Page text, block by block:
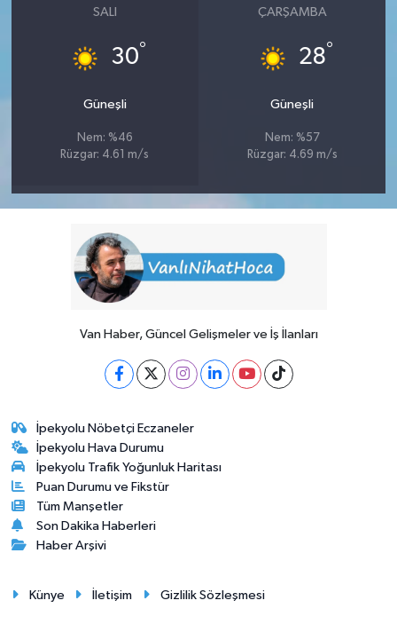
SALI
30°
Güneşli
Nem: %46
Rüzgar: 4.61 m/s
ÇARŞAMBA
28°
Güneşli
Nem: %57
Rüzgar: 4.69 m/s
Van Haber, Güncel Gelişmeler ve İş İlanları
İpekyolu Nöbetçi Eczaneler
İpekyolu Hava Durumu
İpekyolu Trafik Yoğunluk Haritası
Puan Durumu ve Fikstür
Tüm Manşetler
Son Dakika Haberleri
Haber Arşivi
Künye İletişim Gizlilik Sözleşmesi